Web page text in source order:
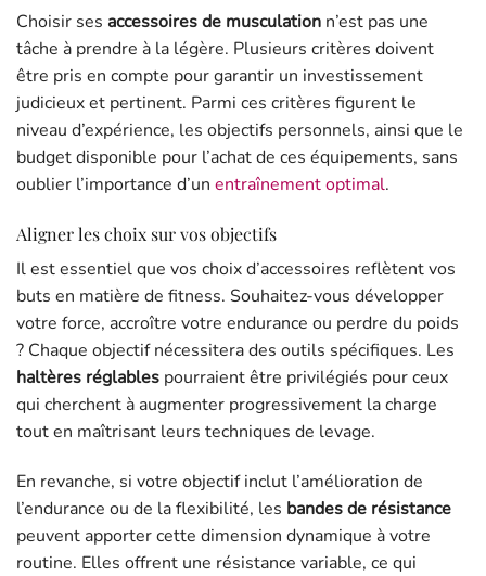
Choisir ses accessoires de musculation n’est pas une
tâche à prendre à la légère. Plusieurs critères doivent
être pris en compte pour garantir un investissement
judicieux et pertinent. Parmi ces critères figurent le
niveau d’expérience, les objectifs personnels, ainsi que le
budget disponible pour l’achat de ces équipements, sans
oublier l’importance d’un entraînement optimal.
Aligner les choix sur vos objectifs
Il est essentiel que vos choix d’accessoires reflètent vos
buts en matière de fitness. Souhaitez-vous développer
votre force, accroître votre endurance ou perdre du poids
? Chaque objectif nécessitera des outils spécifiques. Les
haltères réglables pourraient être privilégiés pour ceux
qui cherchent à augmenter progressivement la charge
tout en maîtrisant leurs techniques de levage.
En revanche, si votre objectif inclut l’amélioration de
l’endurance ou de la flexibilité, les bandes de résistance
peuvent apporter cette dimension dynamique à votre
routine. Elles offrent une résistance variable, ce qui